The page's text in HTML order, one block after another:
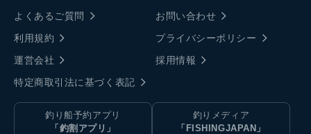
よくあるご質問
お問い合わせ
利用規約
プライバシーポリシー
運営会社
採用情報
特定商取引法に基づく表記
釣り船予約アプリ
「釣割アプリ」
釣りメディア
「FISHINGJAPAN」